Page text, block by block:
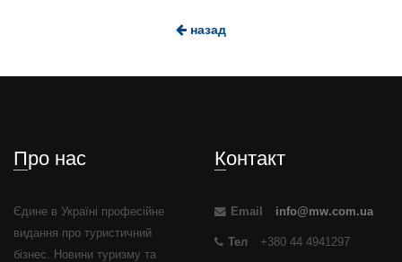
назад
Про нас
Єдине в Україні професійне
видання про туристичний
бізнес. Новини туризму та
Контакт
Email info@mw.com.ua
Тел +380 44 4941297